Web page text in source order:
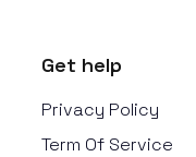
Get help
Privacy Policy
Term Of Service